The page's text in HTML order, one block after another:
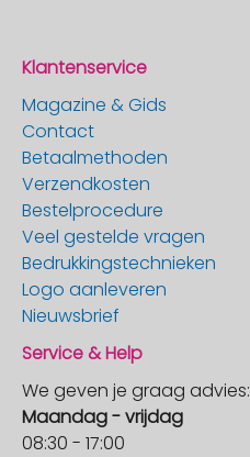
Klantenservice
Magazine & Gids
Contact
Betaalmethoden
Verzendkosten
Bestelprocedure
Veel gestelde vragen
Bedrukkingstechnieken
Logo aanleveren
Nieuwsbrief
Service & Help
We geven je graag advies:
Maandag - vrijdag
08:30 - 17:00